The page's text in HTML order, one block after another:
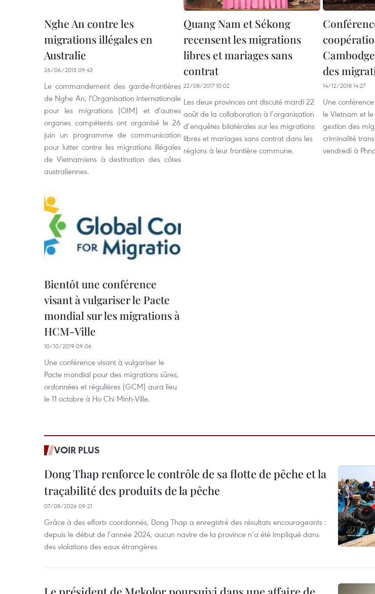
Nghe An contre les
migrations illégales en
Australie
26/06/2015 09:43
Le commandement des garde-frontières
de Nghe An, l'Organisation internationale
pour les migrations (OIM) et d'autres
organes compétents ont organisé le 26
juin un programme de communication
pour lutter contre les migrations illégales
de Vietnamiens à destination des côtes
australiennes.
Quang Nam et Sékong
recensent les migrations
libres et mariages sans
contrat
22/08/2017 10:02
Les deux provinces ont discuté mardi 22
août de la collaboration à l’organisation
d’enquêtes bilatérales sur les migrations
libres et mariages sans contrat dans les
régions à leur frontière commune.
des
14/12/2018 14:27
Une
le Vietnam et
gestion des
criminalité
vendredi à
Bientôt une conférence
visant à vulgariser le Pacte
mondial sur les migrations à
HCM-Ville
10/10/2019 09:06
Une conférence visant à vulgariser le
Pacte mondial pour des migrations sûres,
ordonnées et régulières (GCM) aura lieu
le 11 octobre à Ho Chi Minh-Ville.
VOIR PLUS
Dong Thap renforce le contrôle de sa flotte de pêche et la
traçabilité des produits de la pêche
07/08/2026 09:21
Grâce à des efforts coordonnés, Dong Thap a enregistré des résultats encourageants :
depuis le début de l’année 2024, aucun navire de la province n’a été impliqué dans
des violations des eaux étrangères.